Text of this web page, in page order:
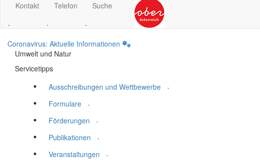
Kontakt
.
Telefon
.
Suche
.
Coronavirus: Aktuelle Informationen
Umwelt und Natur
Servicetipps
Ausschreibungen und Wettbewerbe
.
Formulare
.
Förderungen
.
Publikationen
.
Veranstaltungen
.